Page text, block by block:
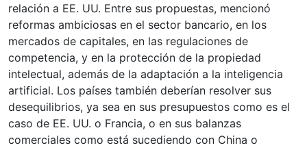
relación a EE. UU. Entre sus propuestas, mencionó
reformas ambiciosas en el sector bancario, en los
mercados de capitales, en las regulaciones de
competencia, y en la protección de la propiedad
intelectual, además de la adaptación a la inteligencia
artificial. Los países también deberían resolver sus
desequilibrios, ya sea en sus presupuestos como es el
caso de EE. UU. o Francia, o en sus balanzas
comerciales como está sucediendo con China o